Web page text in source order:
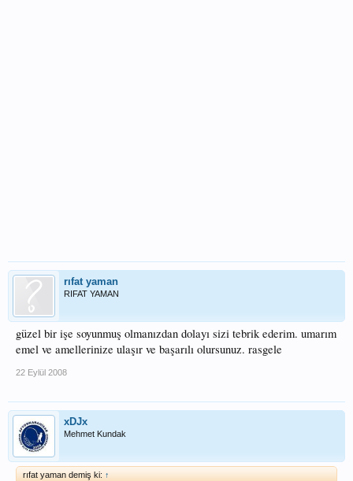
rıfat yaman
RIFAT YAMAN
güzel bir işe soyunmuş olmanızdan dolayı sizi tebrik ederim. umarım
emel ve amellerinize ulaşır ve başarılı olursunuz. rasgele
22 Eylül 2008
xDJx
Mehmet Kundak
rıfat yaman demiş ki: ↑